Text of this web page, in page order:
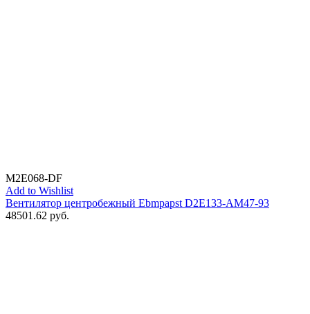
M2E068-DF
Add to Wishlist
Вентилятор центробежный Ebmpapst D2E133-AM47-93
48501.62 руб.